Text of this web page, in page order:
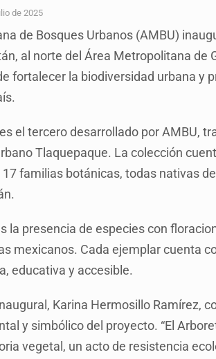
de 2025
de Bosques Urbanos (AMBU)
al norte del Área Metropolitana de
fortalecer la biodiversidad urbana y
el tercero desarrollado por AMBU,
Tlaquepaque. La colección
familias botánicas, todas nativas
la presencia de especies con
mexicanos. Cada ejemplar cuenta
educativa y accesible.
Karina Hermosillo Ramírez,
y simbólico del proyecto. “El
vegetal, un acto de resistencia